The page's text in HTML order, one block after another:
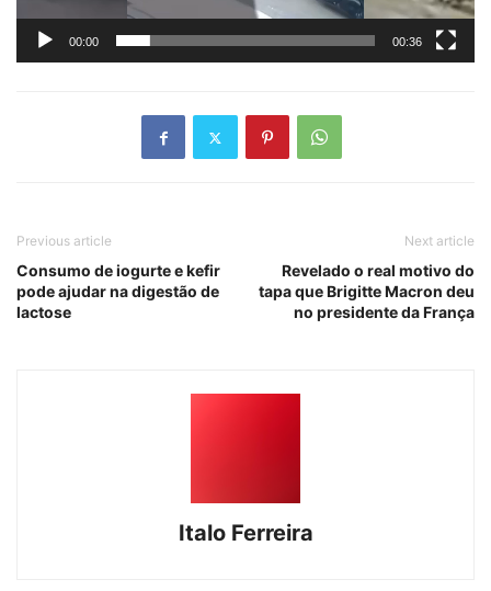
00:00 00:36
Previous article
Consumo de iogurte e kefir
pode ajudar na digestão de
lactose
Next article
Revelado o real motivo do
tapa que Brigitte Macron deu
no presidente da França
Italo Ferreira